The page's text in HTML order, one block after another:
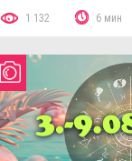
1 132 6 мин